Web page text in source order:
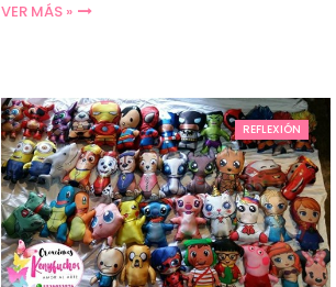
VER MÁS »
REFLEXIÓN